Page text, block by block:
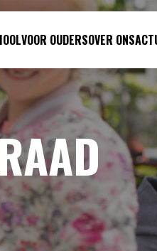
VOOR OUDERSOVER ONS
Zoeken